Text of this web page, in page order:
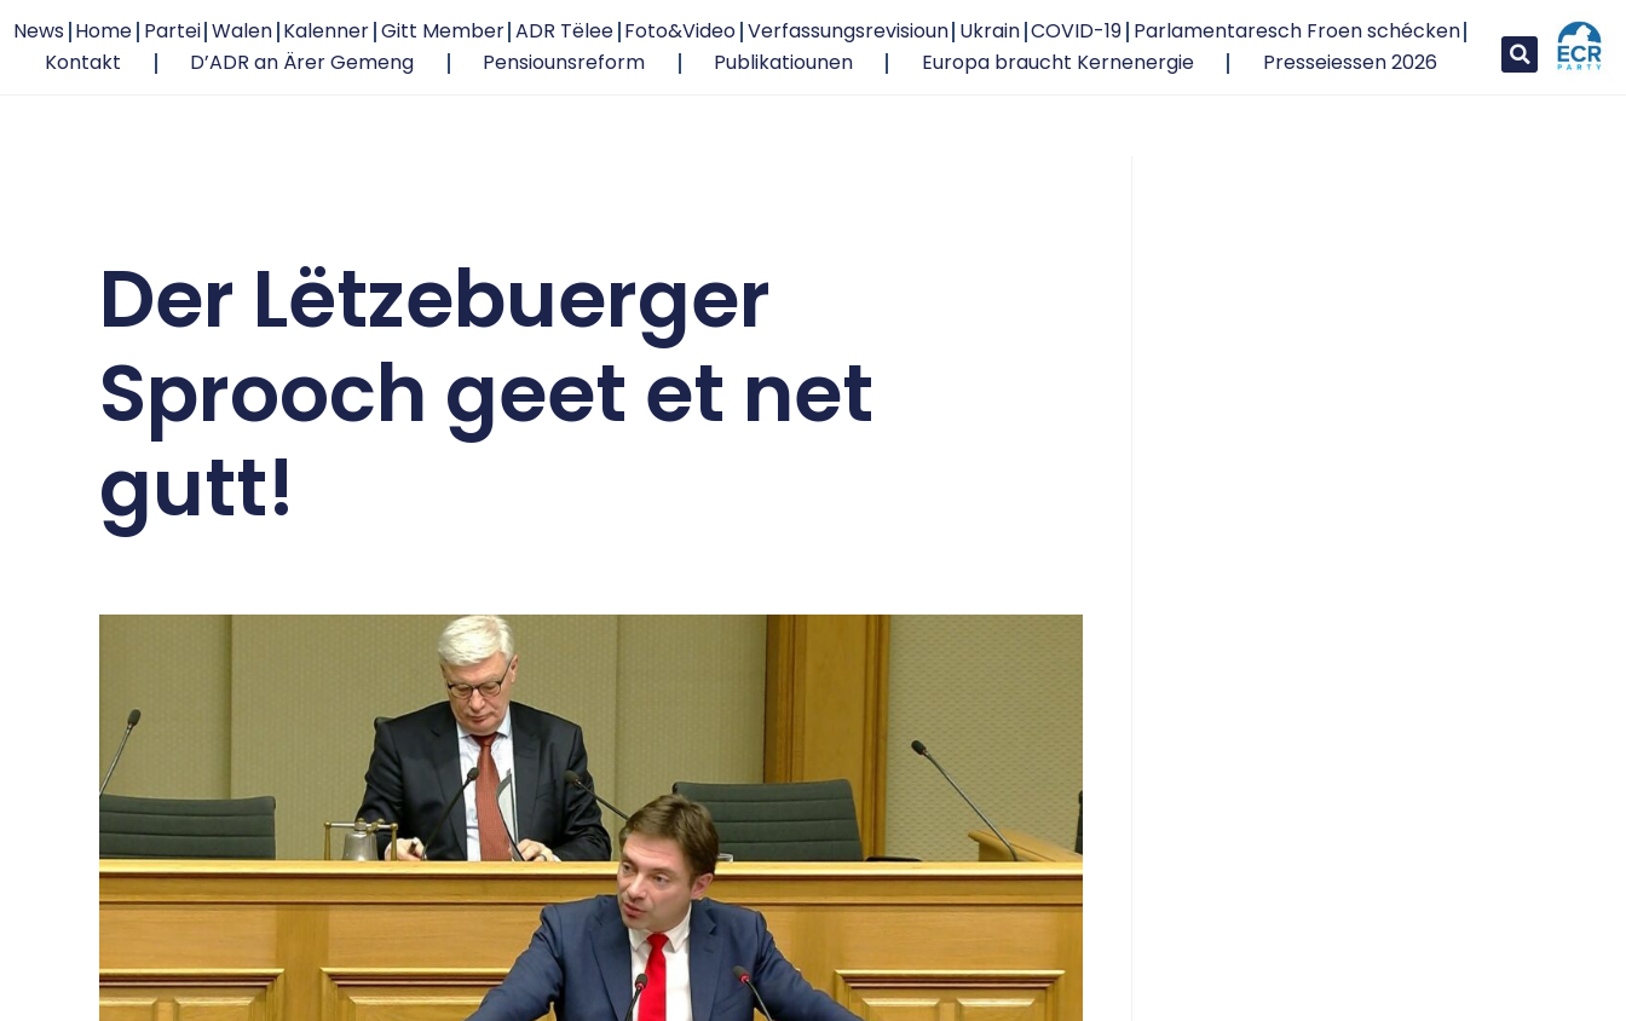
News Home Partei Walen Kalenner Gitt Member ADR Tëlee Foto&Video Verfassungsrevisioun Ukrain COVID-19 Parlamentaresch Froen schécken
Kontakt
D’ADR an Ärer Gemeng Pensiounsreform Publikatiounen Europa braucht Kernenergie Presseiessen 2026
Der Lëtzebuerger
Sprooch geet et net
gutt!